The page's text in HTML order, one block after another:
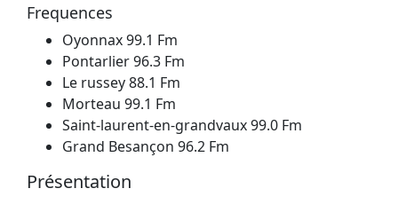
Frequences
Oyonnax 99.1 Fm
Pontarlier 96.3 Fm
Le russey 88.1 Fm
Morteau 99.1 Fm
Saint-laurent-en-grandvaux 99.0 Fm
Grand Besançon 96.2 Fm
Présentation